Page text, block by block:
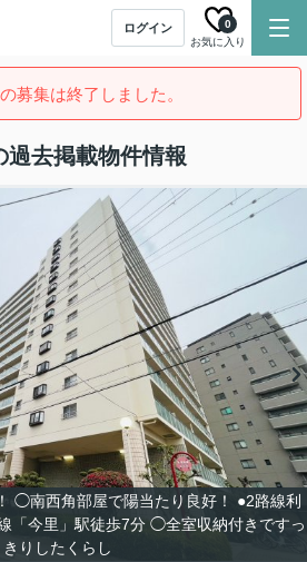
ログイン
お気に入り
0
募集は終了しました。
過去掲載物件情報
◯南西角部屋で陽当たり良好！ ●2路線利
「今里」駅徒歩7分 ◯全室収納付きですっ
きりしたくらし